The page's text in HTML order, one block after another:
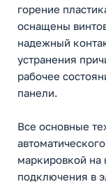
горение
оснащены
надежный
устранения
рабочее
панели.
Все основные
маркировкой на
подключения в